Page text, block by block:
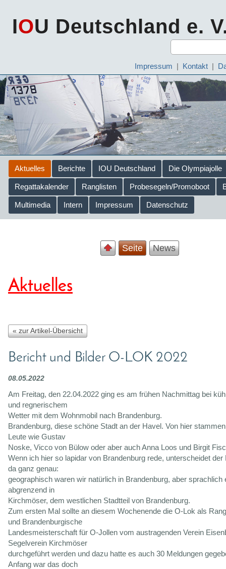
IOU Deutschland e.
Impressum | Kontakt |
Aktuelles Berichte IOU Deutschland Die Olympiajolle
Regattakalender Ranglisten Probesegeln/Promoboot
Multimedia Intern Impressum Datenschutz
Seite News
Aktuelles
« zur Artikel-Übersicht
Bericht und Bilder O-LOK 2022
08.05.2022
Am Freitag, den 22.04.2022 ging es am frühen Nachmittag bei
und regnerischem
Wetter mit dem Wohnmobil nach Brandenburg.
Brandenburg, diese schöne Stadt an der Havel. Von hier
Leute wie Gustav
Noske, Vicco von Bülow oder aber auch Anna Loos und Birgit
Wenn ich hier so lapidar von Brandenburg rede, unterscheidet der
da ganz genau:
geographisch waren wir natürlich in Brandenburg, aber sprachlich
abgrenzend in
Kirchmöser, dem westlichen Stadtteil von Brandenburg.
Zum ersten Mal sollte an diesem Wochenende die O-Lok als
und Brandenburgische
Landesmeisterschaft für O-Jollen vom austragenden Verein
Segelverein Kirchmöser
durchgeführt werden und dazu hatte es auch 30 Meldungen
Anfang war das doch